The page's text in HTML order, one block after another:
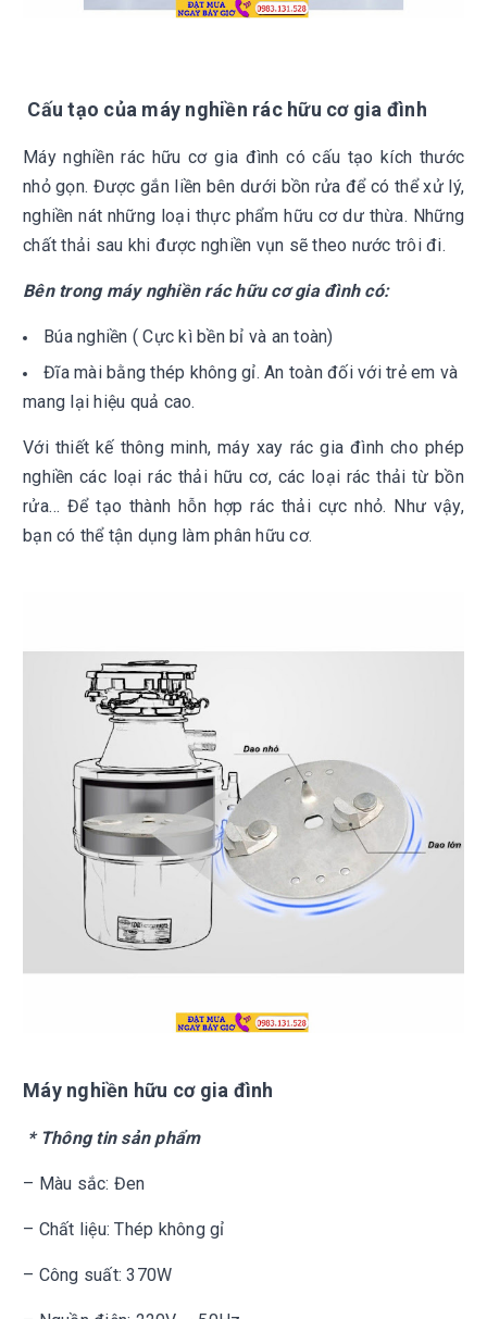
Cấu tạo của máy nghiền rác hữu cơ gia đình
Máy nghiền rác hữu cơ gia đình có cấu tạo kích thước
nhỏ gọn. Được gắn liền bên dưới bồn rửa để có thể xử lý,
nghiền nát những loại thực phẩm hữu cơ dư thừa. Những
chất thải sau khi được nghiền vụn sẽ theo nước trôi đi.
Bên trong máy nghiền rác hữu cơ gia đình có:
Búa nghiền ( Cực kì bền bỉ và an toàn)
Đĩa mài bằng thép không gỉ. An toàn đối với trẻ em và
mang lại hiệu quả cao.
Với thiết kế thông minh, máy xay rác gia đình cho phép
nghiền các loại rác thải hữu cơ, các loại rác thải từ bồn
rửa… Để tạo thành hỗn hợp rác thải cực nhỏ. Như vậy,
bạn có thể tận dụng làm phân hữu cơ.
Máy nghiền hữu cơ gia đình
* Thông tin sản phẩm
– Màu sắc: Đen
– Chất liệu: Thép không gỉ
– Công suất: 370W